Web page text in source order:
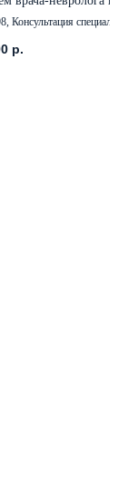
Консультация
р.